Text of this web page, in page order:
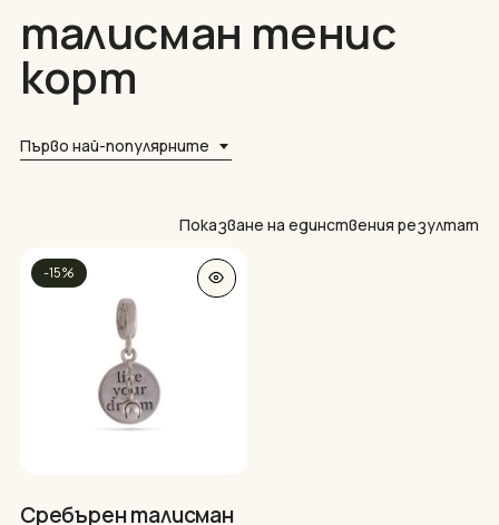
талисман тенис
корт
Първо най-популярните
Показване на единствения резултат
-15%
Сребърен талисман